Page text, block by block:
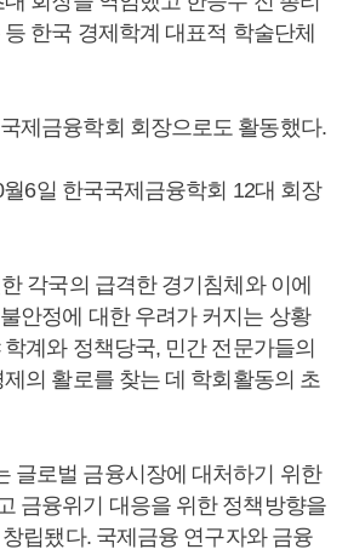
한국 경제학계 대표적 학술단체
제금융학회 회장으로도 활동했다.
월6일 한국국제금융학회 12대 회장
각국의 급격한 경기침체와 이에
안정에 대한 우려가 커지는 상황
계와 정책당국, 민간 전문가들의
의 활로를 찾는 데 학회활동의 초
글로벌 금융시장에 대처하기 위한
금융위기 대응을 위한 정책방향을
립됐다. 국제금융 연구자와 금융